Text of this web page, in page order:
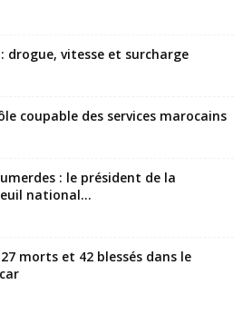
drogue, vitesse et surcharge
coupable des services marocains
: le président de la
national...
morts et 42 blessés dans le